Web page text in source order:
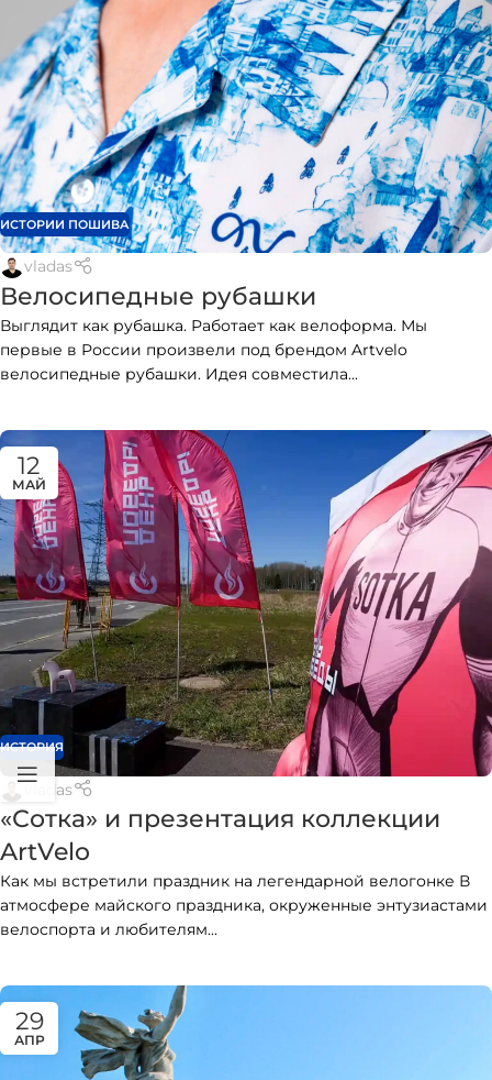
ИСТОРИИ ПОШИВА
vladas
Велосипедные рубашки
Выглядит как рубашка. Работает как велоформа. Мы
первые в России произвели под брендом Artvelo
велосипедные рубашки. Идея совместила...
12
МАЙ
ИСТОРИЯ
vladas
«Сотка» и презентация коллекции
ArtVelo
Как мы встретили праздник на легендарной велогонке В
атмосфере майского праздника, окруженные энтузиастами
велоспорта и любителям...
29
АПР